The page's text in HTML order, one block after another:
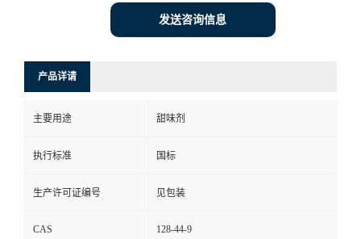
发送咨询信息
产品详请
主要用途 甜味剂
执行标准 国标
生产许可证编号 见包装
CAS 128-44-9